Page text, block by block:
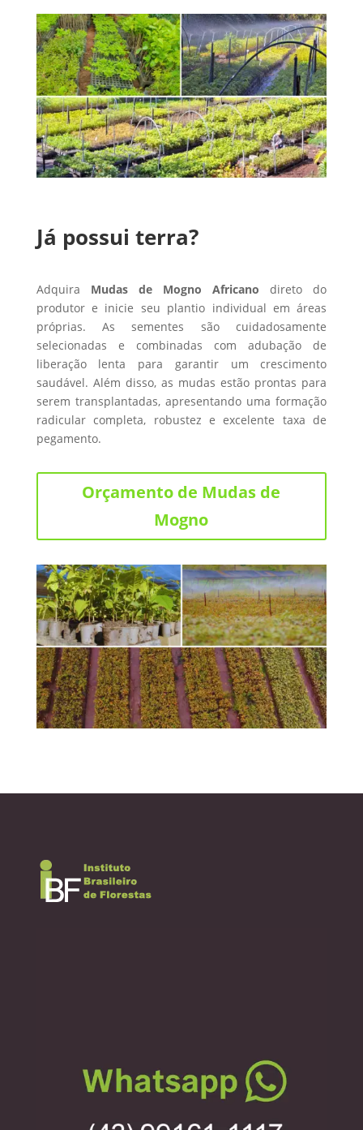
Já possui terra?
Adquira Mudas de Mogno Africano direto do
produtor e inicie seu plantio individual em áreas
próprias. As sementes são cuidadosamente
selecionadas e combinadas com adubação de
liberação lenta para garantir um crescimento
saudável. Além disso, as mudas estão prontas para
serem transplantadas, apresentando uma formação
radicular completa, robustez e excelente taxa de
pegamento.
Orçamento de Mudas de
Mogno